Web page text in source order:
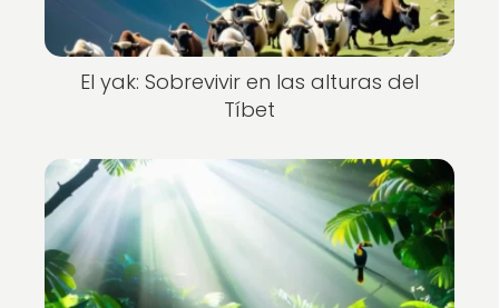
El yak: Sobrevivir en las alturas del
Tíbet